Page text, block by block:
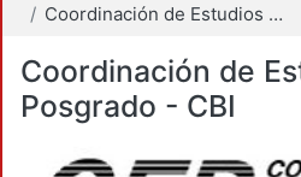
Coordinación de Estudios de Posgrado - CBI
Coordinación de
Posgrado - CBI